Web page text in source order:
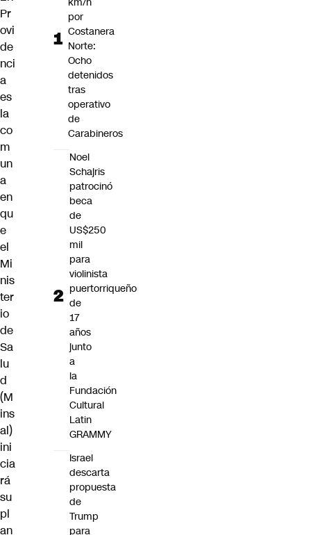
Pr
ovi
de
nci
a
es
la
co
m
un
a
en
qu
e
el
Mi
nis
ter
io
de
Sa
lu
d
(M
ins
al)
ini
cia
rá
su
pl
an
por
Costanera
Norte:
Ocho
detenidos
tras
operativo
de
Carabineros
Noel
Schajris
patrocinó
beca
de
US$250
mil
para
violinista
puertorriqueño
de
17
años
junto
a
la
Fundación
Cultural
Latin
GRAMMY
Israel
descarta
propuesta
de
Trump
para